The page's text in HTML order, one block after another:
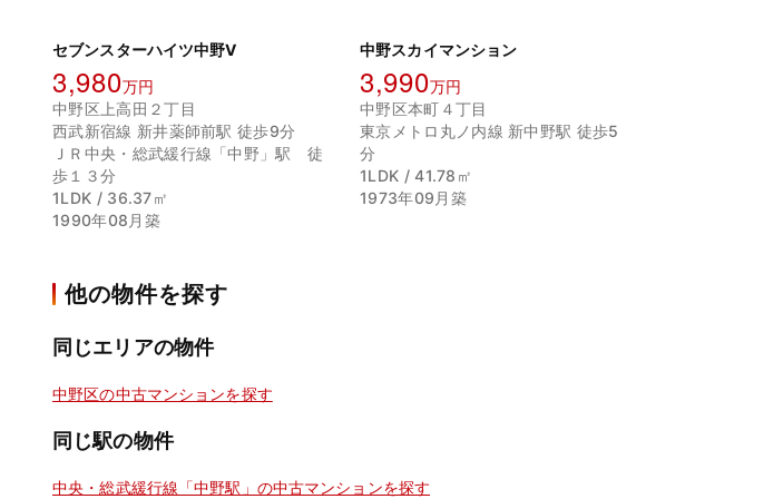
セブンスターハイツ中野Ⅴ
3,980万円
中野区上高田２丁目
西武新宿線 新井薬師前駅 徒歩9分
ＪＲ中央・総武緩行線「中野」駅 徒
歩１３分
1LDK / 36.37㎡
1990年08月築
中野スカイマンション
3,990万円
中野区本町４丁目
東京メトロ丸ノ内線 新中野駅 徒歩5
分
1LDK / 41.78㎡
1973年09月築
他の物件を探す
同じエリアの物件
中野区の中古マンションを探す
同じ駅の物件
中央・総武緩行線「中野駅」の中古マンションを探す